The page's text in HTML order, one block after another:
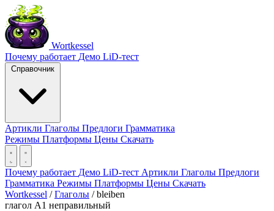
Wortkessel
Почему работает Демо LiD-тест
Справочник
Артикли Глаголы Предлоги Грамматика
Режимы Платформы Цены Скачать
Почему работает Демо LiD-тест Артикли Глаголы Предлоги
Грамматика Режимы Платформы Цены Скачать
Wortkessel / Глаголы / bleiben
глагол A1 неправильный